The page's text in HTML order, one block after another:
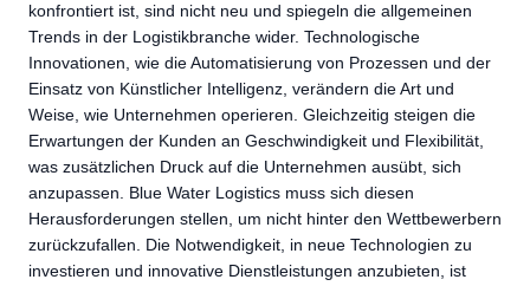
konfrontiert ist, sind nicht neu und spiegeln die allgemeinen
Trends in der Logistikbranche wider. Technologische
Innovationen, wie die Automatisierung von Prozessen und der
Einsatz von Künstlicher Intelligenz, verändern die Art und
Weise, wie Unternehmen operieren. Gleichzeitig steigen die
Erwartungen der Kunden an Geschwindigkeit und Flexibilität,
was zusätzlichen Druck auf die Unternehmen ausübt, sich
anzupassen. Blue Water Logistics muss sich diesen
Herausforderungen stellen, um nicht hinter den Wettbewerbern
zurückzufallen. Die Notwendigkeit, in neue Technologien zu
investieren und innovative Dienstleistungen anzubieten, ist